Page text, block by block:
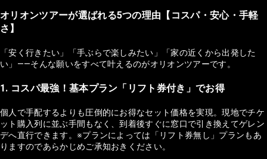
オリオンツアーが選ばれる5つの理由【コスパ・安心・手軽
さ】
「安く行きたい」「手ぶらで楽しみたい」「家の近くから出発した
い」——そんな願いをすべて叶えるのがオリオンツアーです。
1. コスパ最強！基本プラン「リフト券付き」でお得
個人で手配するよりも圧倒的にお得なセット価格を実現。現地でチケ
ット購入列に並ぶ手間もなく、到着後すぐに窓口で引き換えてゲレン
デへ直行できます。※プランによっては「リフト券無し」プランもあ
りますのであらかじめご承知おきください。